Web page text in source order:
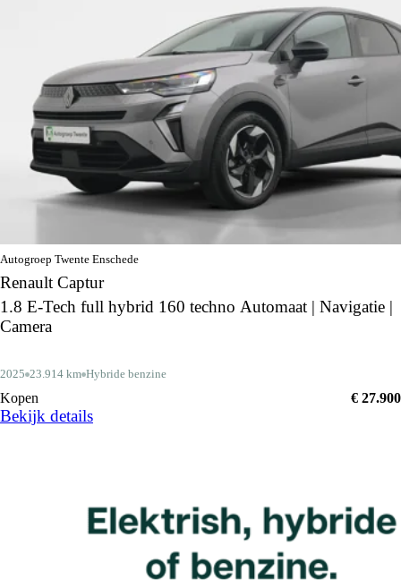
Autogroep Twente Enschede
Renault Captur
1.8 E-Tech full hybrid 160 techno Automaat | Navigatie |
Camera
2025 23.914 km Hybride benzine
Kopen € 27.900
Bekijk details